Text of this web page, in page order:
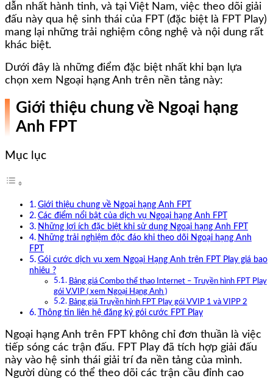
dẫn nhất hành tinh, và tại Việt Nam, việc theo dõi giải
đấu này qua hệ sinh thái của FPT (đặc biệt là FPT Play)
mang lại những trải nghiệm công nghệ và nội dung rất
khác biệt.
Dưới đây là những điểm đặc biệt nhất khi bạn lựa
chọn xem Ngoại hạng Anh trên nền tảng này:
Giới thiệu chung về Ngoại hạng
Anh FPT
Mục lục
Giới thiệu chung về Ngoại hạng Anh FPT
Các điểm nổi bật của dịch vụ Ngoại hạng Anh FPT
Những lợi ích đặc biệt khi sử dụng Ngoại hạng Anh FPT
Những trải nghiệm độc đáo khi theo dõi Ngoại hạng Anh
FPT
Gói cước dịch vụ xem Ngoại Hạng Anh trên FPT Play giá bao
nhiêu ?
Bảng giá Combo thể thao Internet – Truyền hình FPT Play
gói V.VIP ( xem Ngoại Hạng Anh )
Bảng giá Truyền hình FPT Play gói VVIP 1 và VIPP 2
Thông tin liên hệ đăng ký gói cước FPT Play
Ngoại hạng Anh trên FPT không chỉ đơn thuần là việc
tiếp sóng các trận đấu. FPT Play đã tích hợp giải đấu
này vào hệ sinh thái giải trí đa nền tảng của mình.
Người dùng có thể theo dõi các trận cầu đỉnh cao